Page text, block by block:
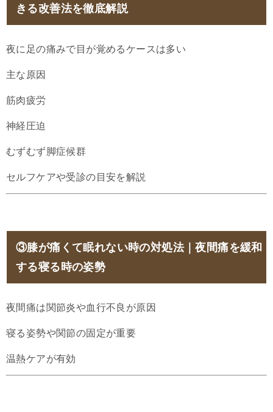
きる改善法を徹底解説
夜に足の痛みで目が覚めるケースは多い
主な原因
筋肉疲労
神経圧迫
むずむず脚症候群
セルフケアや受診の目安を解説
③膝が痛くて眠れない時の対処法｜夜間痛を緩和
する寝る時の姿勢
夜間痛は関節炎や血行不良が原因
寝る姿勢や関節の固定が重要
温熱ケアが有効